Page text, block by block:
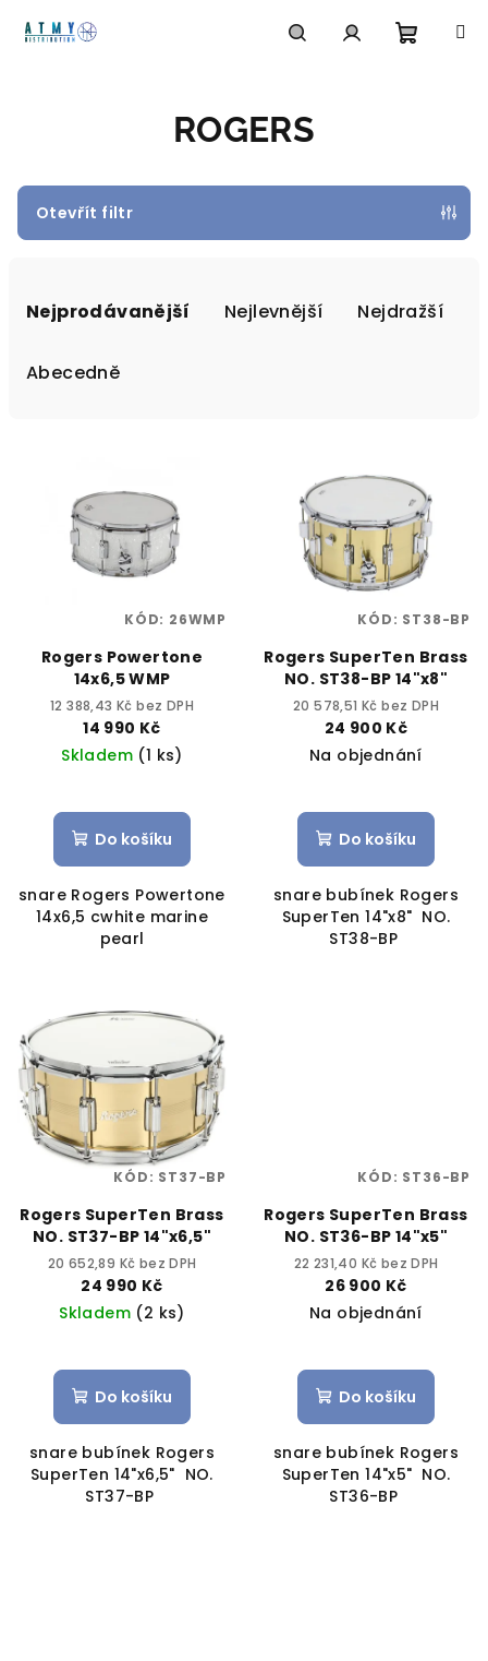
ROGERS
Otevřít filtr
Nejprodávanější Nejlevnější Nejdražší
Abecedně
Rogers Powertone
14x6,5 WMP
12 388,43 Kč bez DPH
14 990 Kč
Skladem (1 ks)
Do košíku
snare Rogers Powertone
14x6,5 cwhite marine
pearl
KÓD: 26WMP
Rogers SuperTen Brass
NO. ST38-BP 14"x8"
20 578,51 Kč bez DPH
24 900 Kč
Na objednání
Do košíku
snare bubínek Rogers
SuperTen 14"x8" NO.
ST38-BP
KÓD: ST38-BP
Rogers SuperTen Brass
NO. ST37-BP 14"x6,5"
20 652,89 Kč bez DPH
24 990 Kč
Skladem (2 ks)
Do košíku
snare bubínek Rogers
SuperTen 14"x6,5" NO.
ST37-BP
KÓD: ST37-BP
Rogers SuperTen Brass
NO. ST36-BP 14"x5"
22 231,40 Kč bez DPH
26 900 Kč
Na objednání
Do košíku
snare bubínek Rogers
SuperTen 14"x5" NO.
ST36-BP
KÓD: ST36-BP